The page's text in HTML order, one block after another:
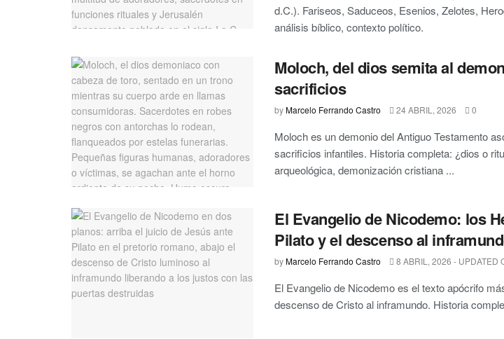
d.C.). Fariseos, Saduceos, Esenios, Zelotes,
análisis bíblico, contexto político.
Moloch, del dios semita al
sacrificios
byMarcelo Ferrando Castro 24 ABRIL, 2026 0
Moloch es un demonio del Antiguo Testamento
sacrificios infantiles. Historia completa: ¿dios o
arqueológica, demonización cristiana ...
El Evangelio de Nicodemo: los
Pilato y el descenso al
byMarcelo Ferrando Castro 8 ABRIL, 2026 - UPDATED
El Evangelio de Nicodemo es el texto apócrifo
descenso de Cristo al inframundo. Historia